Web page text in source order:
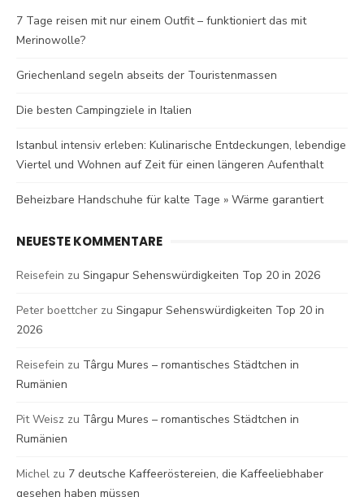
7 Tage reisen mit nur einem Outfit – funktioniert das mit
Merinowolle?
Griechenland segeln abseits der Touristenmassen
Die besten Campingziele in Italien
Istanbul intensiv erleben: Kulinarische Entdeckungen, lebendige
Viertel und Wohnen auf Zeit für einen längeren Aufenthalt
Beheizbare Handschuhe für kalte Tage » Wärme garantiert
NEUESTE KOMMENTARE
Reisefein zu Singapur Sehenswürdigkeiten Top 20 in 2026
Peter boettcher zu Singapur Sehenswürdigkeiten Top 20 in
2026
Reisefein zu Târgu Mures – romantisches Städtchen in
Rumänien
Pit Weisz zu Târgu Mures – romantisches Städtchen in
Rumänien
Michel zu 7 deutsche Kaffeeröstereien, die Kaffeeliebhaber
gesehen haben müssen